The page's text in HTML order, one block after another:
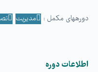
دوره­های مکمل : مدیریت
اطلاعات دوره